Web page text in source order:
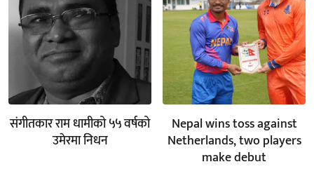
संगीतकार राम धामीको ५५ वर्षको
उमेरमा निधन
Nepal wins toss against
Netherlands, two players
make debut